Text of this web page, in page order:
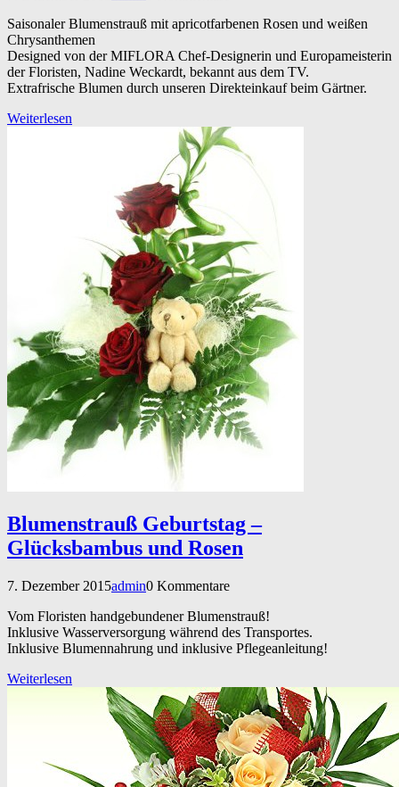
Saisonaler Blumenstrauß mit apricotfarbenen Rosen und weißen
Chrysanthemen
Designed von der MIFLORA Chef-Designerin und Europameisterin
der Floristen, Nadine Weckardt, bekannt aus dem TV.
Extrafrische Blumen durch unseren Direkteinkauf beim Gärtner.
Weiterlesen
Blumenstrauß Geburtstag –
Glücksbambus und Rosen
7. Dezember 2015admin0 Kommentare
Vom Floristen handgebundener Blumenstrauß!
Inklusive Wasserversorgung während des Transportes.
Inklusive Blumennahrung und inklusive Pflegeanleitung!
Weiterlesen